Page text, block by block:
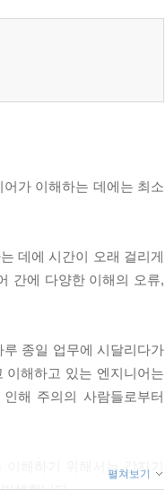
가 이해하는 데에는 최소
데에 시간이 오래 걸리게
간에 다양한 이해의 오류,
종일 업무에 시달리다가
이해하고 있는 엔지니어는
해 주의의 사람들로부터
해하기 위해서는 갑자기
펼쳐보기